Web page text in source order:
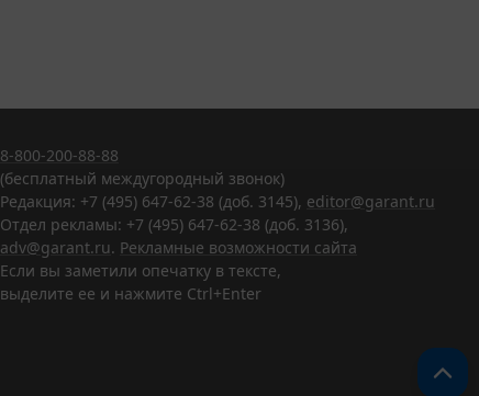
8-800-200-88-88
(бесплатный междугородный звонок)
Редакция: +7 (495) 647-62-38 (доб. 3145), editor@garant.ru
Отдел рекламы: +7 (495) 647-62-38 (доб. 3136),
adv@garant.ru. Рекламные возможности сайта
Если вы заметили опечатку в тексте,
выделите ее и нажмите Ctrl+Enter